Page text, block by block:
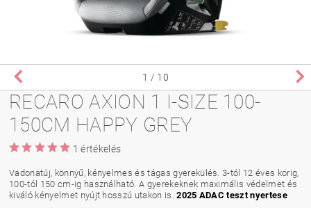
1 / 10
RECARO AXION 1 I-SIZE 100-
150CM HAPPY GREY
1 értékelés
Vadonatúj, könnyű, kényelmes és tágas gyerekülés. 3-tól 12 éves korig,
100-tól 150 cm-ig használható. A gyerekeknek maximális védelmet és
kiváló kényelmet nyújt hosszú utakon is.2025 ADAC teszt nyertese